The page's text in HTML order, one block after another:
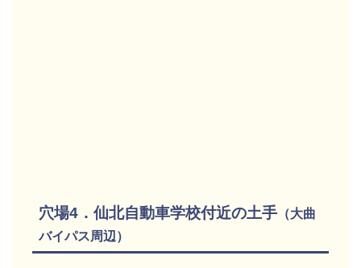
穴場4．仙北自動車学校付近の土手 （大曲
バイパス周辺）